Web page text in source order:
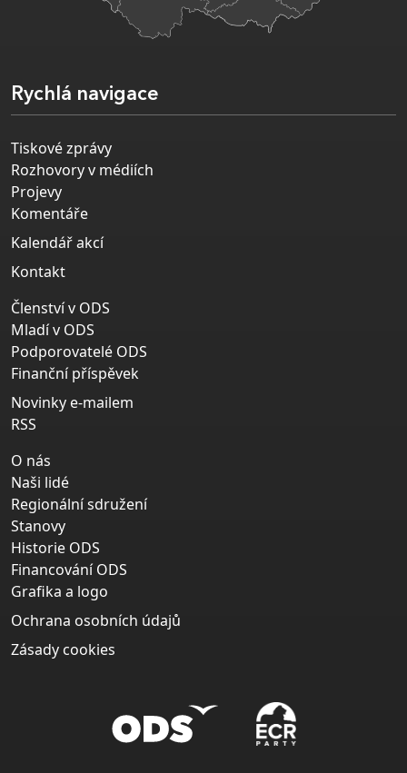
Rychlá navigace
Tiskové zprávy
Rozhovory v médiích
Projevy
Komentáře
Kalendář akcí
Kontakt
Členství v ODS
Mladí v ODS
Podporovatelé ODS
Finanční příspěvek
Novinky e-mailem
RSS
O nás
Naši lidé
Regionální sdružení
Stanovy
Historie ODS
Financování ODS
Grafika a logo
Ochrana osobních údajů
Zásady cookies